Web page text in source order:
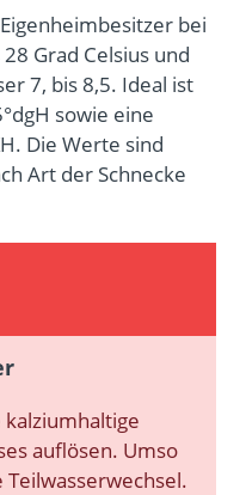
bei
Grad Celsius und
7, bis 8,5. Ideal ist
sowie eine
Die Werte sind
Art der Schnecke
kalziumhaltige
auflösen. Umso